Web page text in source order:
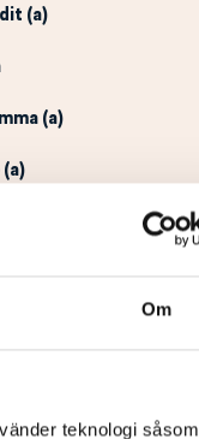
Om
teknologi såsom
(a)
(a)